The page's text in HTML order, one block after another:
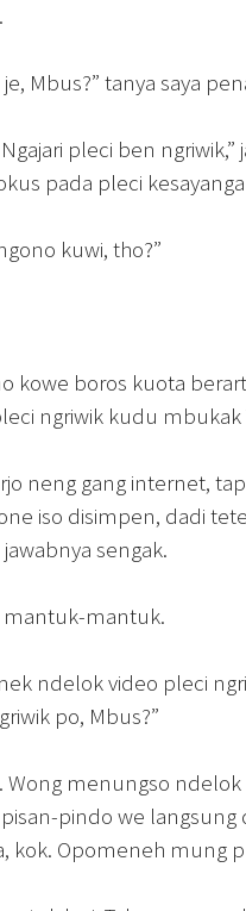
Mbus?” tanya saya
pleci ben ngriwik,”
pada pleci
kuwi, tho?”
kowe boros kuota
ngriwik kudu mbukak
neng gang internet,
iso disimpen, dadi
sengak.
mantuk-mantuk.
ndelok video pleci
po, Mbus?”
Wong menungso
pindo we langsung
kok. Opomeneh mung